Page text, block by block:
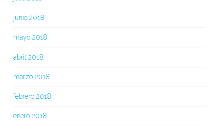
junio 2018
mayo 2018
abril 2018
marzo 2018
febrero 2018
enero 2018